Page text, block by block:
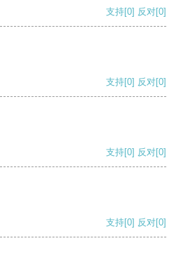
支持[0] 反对[0]
支持[0] 反对[0]
支持[0] 反对[0]
支持[0] 反对[0]